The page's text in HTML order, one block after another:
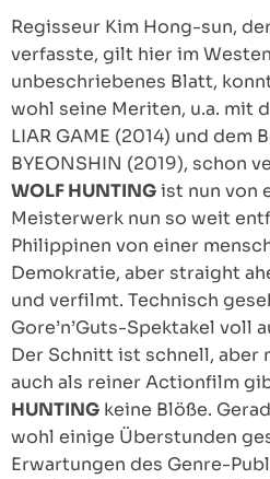
Regisseur Kim Hong-sun,
verfasste, gilt hier im
unbeschriebenes Blatt,
wohl seine Meriten, u.a. mit
LIAR GAME (2014) und dem
BYEONSHIN (2019), schon
WOLF HUNTINGist nun von
Meisterwerk nun so weit
Philippinen von einer
Demokratie, aber straight
und verfilmt. Technisch
Gore’n’Guts-Spektakel voll
Der Schnitt ist schnell, aber
auch als reiner Actionfilm
HUNTING keine Blöße.
wohl einige Überstunden
Erwartungen des Genre-